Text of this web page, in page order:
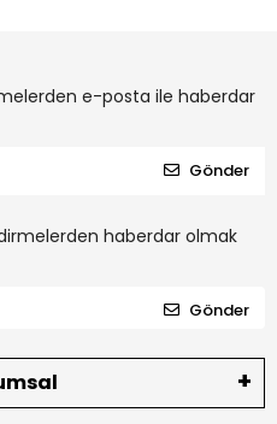
e-posta ile haberdar
Gönder
haberdar olmak
Gönder